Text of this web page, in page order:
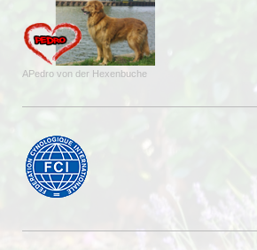
APedro von der Hexenbuche